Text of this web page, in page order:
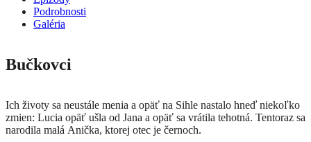
Podrobnosti
Galéria
Bučkovci
Ich životy sa neustále menia a opäť na Sihle nastalo hneď niekoľko
zmien: Lucia opäť ušla od Jana a opäť sa vrátila tehotná. Tentoraz sa
narodila malá Anička, ktorej otec je černoch.